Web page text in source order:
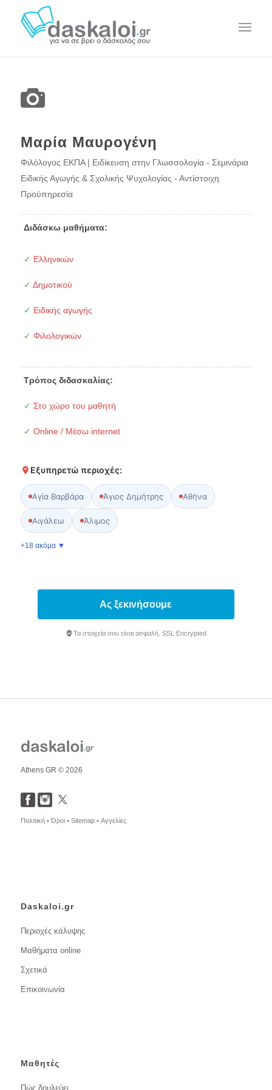
Μαρία Μαυρογένη
Φιλόλογος ΕΚΠΑ | Ειδίκευση στην Γλωσσολογία - Σεμινάρια
Ειδικής Αγωγής & Σχολικής Ψυχολογίας - Αντίστοιχη
Προϋπηρεσία
Διδάσκω μαθήματα:
✓ Ελληνικών
✓ Δημοτικού
✓ Ειδικής αγωγής
✓ Φιλολογικών
Τρόπος διδασκαλίας:
✓ Στο χώρο του μαθητή
✓ Online / Μέσω internet
Εξυπηρετώ περιοχές:
Αγία Βαρβάρα Άγιος Δημήτρης Αθήνα
Αιγάλεω Άλιμος
+18 ακόμα ▼
Ας ξεκινήσουμε
Τα στοιχεία σου είναι ασφαλή. SSL Encrypted
Athens GR © 2026
Πολιτική •Όροι • Sitemap • Αγγελίες
Daskaloi.gr
Περιοχές κάλυψης
Μαθήματα online
Σχετικά
Επικοινωνία
Μαθητές
Πώς δουλεύει